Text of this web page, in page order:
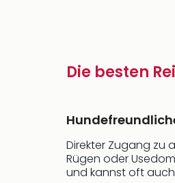
Die besten
Direkter Zugang zu
Rügen oder
und kannst oft